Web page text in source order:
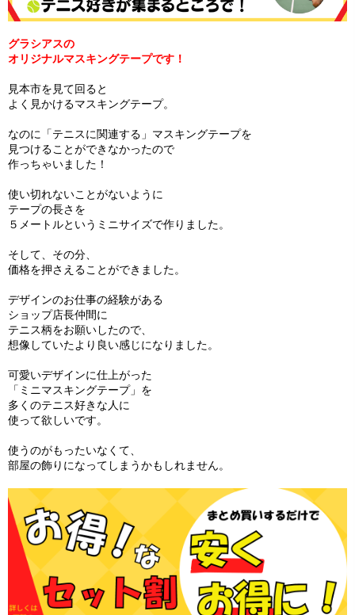
グラシアスの
オリジナルマスキングテープです！
見本市を見て回ると
よく見かけるマスキングテープ。
なのに「テニスに関連する」マスキングテープを
見つけることができなかったので
作っちゃいました！
使い切れないことがないように
テープの長さを
５メートルというミニサイズで作りました。
そして、その分、
価格を押さえることができました。
デザインのお仕事の経験がある
ショップ店長仲間に
テニス柄をお願いしたので、
想像していたより良い感じになりました。
可愛いデザインに仕上がった
「ミニマスキングテープ」を
多くのテニス好きな人に
使って欲しいです。
使うのがもったいなくて、
部屋の飾りになってしまうかもしれません。